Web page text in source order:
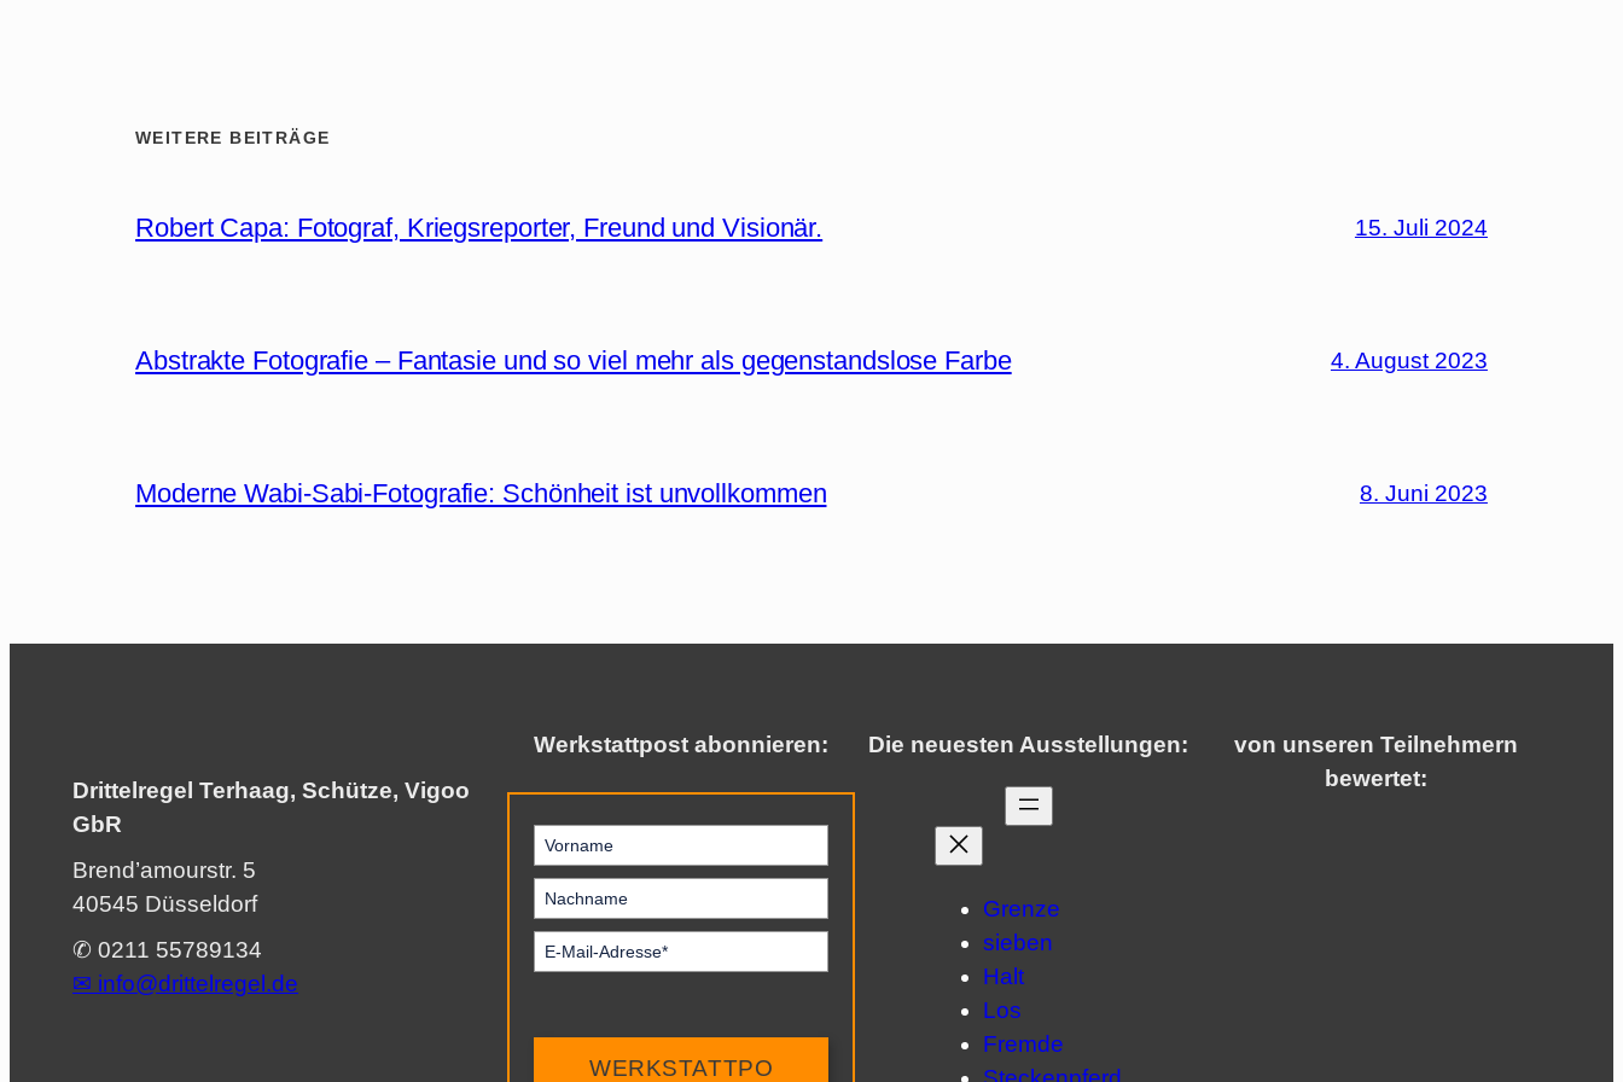
WEITERE BEITRÄGE
Robert Capa: Fotograf, Kriegsreporter, Freund und Visionär. 15. Juli 2024
Abstrakte Fotografie – Fantasie und so viel mehr als gegenstandslose Farbe 4. August 2023
Moderne Wabi-Sabi-Fotografie: Schönheit ist unvollkommen 8. Juni 2023
Drittelregel Terhaag, Schütze, Vigoo
GbR
Brend’amourstr. 5
40545 Düsseldorf
✆ 0211 55789134
✉︎ info@drittelregel.de
Werkstattpost abonnieren:
WERKSTATTPO
Die neuesten Ausstellungen:
Grenze
sieben
Halt
Los
Fremde
von unseren Teilnehmern
bewertet: